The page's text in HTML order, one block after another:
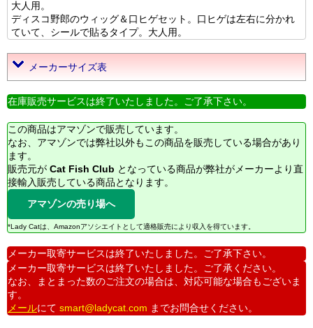
大人用。
ディスコ野郎のウィッグ＆口ヒゲセット。口ヒゲは左右に分かれ
ていて、シールで貼るタイプ。大人用。
メーカーサイズ表
在庫販売サービスは終了いたしました。ご了承下さい。
この商品はアマゾンで販売しています。
なお、アマゾンでは弊社以外もこの商品を販売している場合があり
ます。
販売元が Cat Fish Club となっている商品が弊社がメーカーより直
接輸入販売している商品となります。
アマゾンの売り場へ
*Lady Catは、Amazonアソシエイトとして適格販売により収入を得ています。
メーカー取寄サービスは終了いたしました。ご了承下さい。
メーカー取寄サービスは終了いたしました。ご了承ください。
なお、まとまった数のご注文の場合は、対応可能な場合もございま
す。
メールにて smart@ladycat.com までお問合せください。